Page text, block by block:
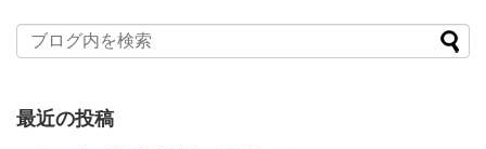
最近の投稿